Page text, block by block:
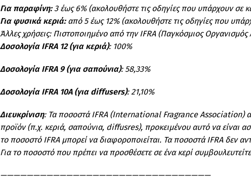
Για παραφίνη:3 έως 6% (ακολουθήστε τις οδηγίες που υπάρχουν σε
Για φυσικά κεριά:από 5 έως 12% (ακολουθήστε τις οδηγίες που
Άλλες χρήσεις: Πιστοποιημένο από την IFRA (Παγκόσμιος
Δοσολογία IFRA 12 (για κεριά): 100%
Δοσολογία IFRA 9 (για σαπούνια): 58,33%
Δοσολογία IFRA 10A (για diffusers): 21,10%
Διευκρίνιση: Τα ποσοστά IFRA (International Fragrance Association)
προϊόν (π.χ. κεριά, σαπούνια, diffusres), προκειμένου αυτό να είναι
το ποσοστό IFRA μπορεί να διαφοροποιείται. Τα ποσοστά IFRA δεν
Για το ποσοστό που πρέπει να προσθέσετε σε ένα κερί
————————————————————————————————